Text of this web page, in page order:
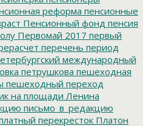
реформа пенсионные
Пенсионный фонд пенсия
Первомай 2017 первый
перечень период
международный
петрушкова пешеходная
пешеходный переход
на площади Ленина
письмо_в_редакцию
перекресток Платон